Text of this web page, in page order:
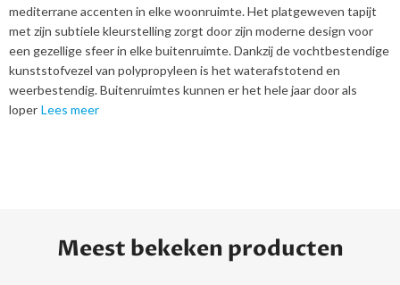
mediterrane accenten in elke woonruimte. Het platgeweven tapijt
met zijn subtiele kleurstelling zorgt door zijn moderne design voor
een gezellige sfeer in elke buitenruimte. Dankzij de vochtbestendige
kunststofvezel van polypropyleen is het waterafstotend en
weerbestendig. Buitenruimtes kunnen er het hele jaar door als
loper Lees meer
Meest bekeken producten